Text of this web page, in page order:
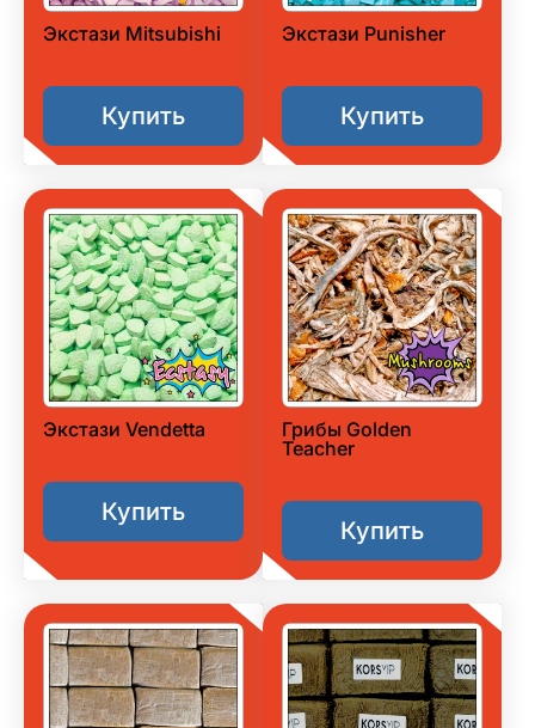
Экстази Mitsubishi
Купить
Экстази Punisher
Купить
Экстази Vendetta
Купить
Грибы Golden
Teacher
Купить